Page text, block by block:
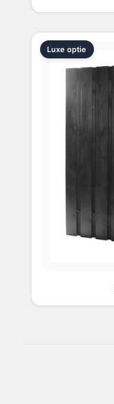
Luxe optie